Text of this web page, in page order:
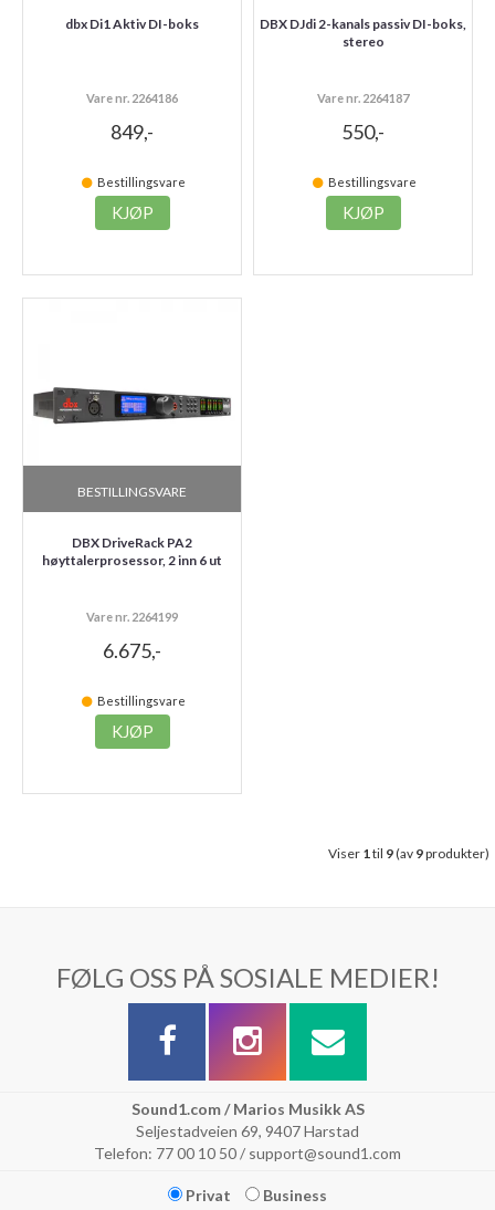
dbx Di1 Aktiv DI-boks
Vare nr. 2264186
849,-
Bestillingsvare
KJØP
DBX DJdi 2-kanals passiv DI-boks,
stereo
Vare nr. 2264187
550,-
Bestillingsvare
KJØP
BESTILLINGSVARE
DBX DriveRack PA2
høyttalerprosessor, 2 inn 6 ut
Vare nr. 2264199
6.675,-
Bestillingsvare
KJØP
Viser 1til 9(av 9produkter)
FØLG OSS PÅ SOSIALE MEDIER!
Sound1.com / Marios Musikk AS
Seljestadveien 69, 9407 Harstad
Telefon: 77 00 10 50 / support@sound1.com
Privat Business